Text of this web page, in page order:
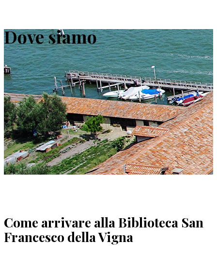
Dove siamo
Come arrivare alla Biblioteca San
Francesco della Vigna